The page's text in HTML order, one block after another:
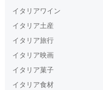
イタリアワイン
イタリア土産
イタリア旅行
イタリア映画
イタリア菓子
イタリア食材